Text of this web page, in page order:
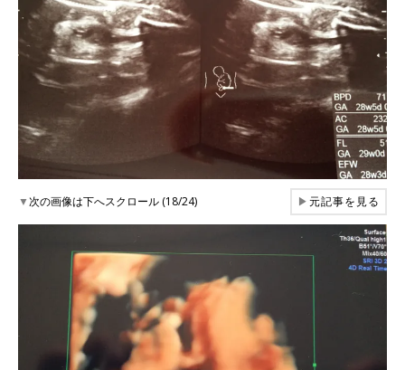
▼次の画像は下へスクロール (18/24) ▶元記事を見る